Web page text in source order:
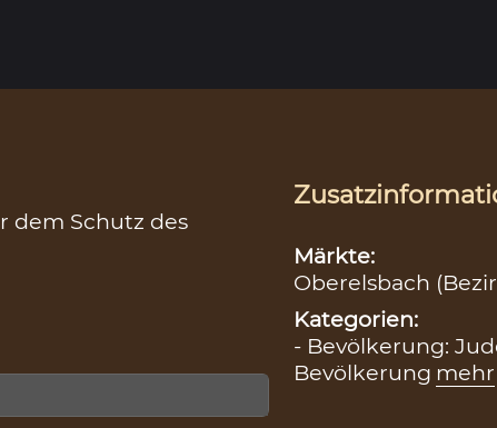
dem Schutz des
Märkte:
Oberelsbach
Kategorien:
- Bevölkerung:
Bevölkerung mehr